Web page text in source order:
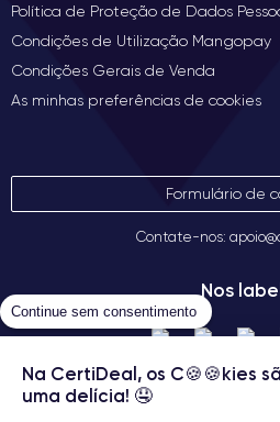
Política de Proteção de Dados
Condições de Utilização Mangopay
Condições Gerais de Venda
As minhas preferências de cookies
Formulário de
Contate-nos:
Nos
Continue sem consentimento
Na CertiDeal, os C🍪🍪kies
uma delícia! 🤤